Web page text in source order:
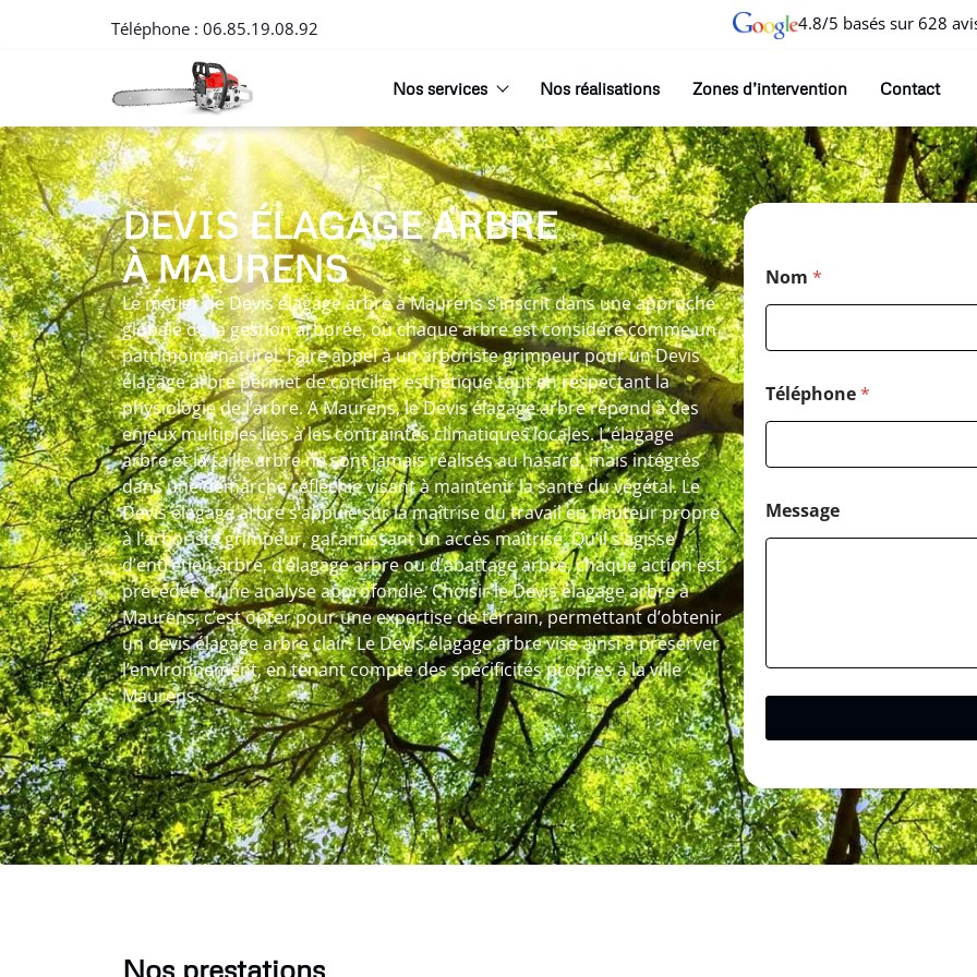
Téléphone : 06.85.19.08.92 4.8/5 basés sur 628
Nos services Nos réalisations Zones d’intervention Contact
DEVIS ÉLAGAGE ARBRE
À MAURENS
Le métier de Devis élagage arbre à Maurens s’inscrit dans une approche
globale de la gestion arborée, où chaque arbre est considéré comme un
patrimoine naturel. Faire appel à un arboriste grimpeur pour un Devis
élagage arbre permet de concilier esthétique tout en respectant la
physiologie de l’arbre. A Maurens, le Devis élagage arbre répond à des
enjeux multiples liés à les contraintes climatiques locales. L’élagage
arbre et la taille arbre ne sont jamais réalisés au hasard, mais intégrés
dans une démarche réfléchie visant à maintenir la santé du végétal. Le
Devis élagage arbre s’appuie sur la maîtrise du travail en hauteur propre
à l’arboriste grimpeur, garantissant un accès maîtrisé. Qu’il s’agisse
d’entretien arbre, d’élagage arbre ou d’abattage arbre, chaque action est
précédée d’une analyse approfondie. Choisir le Devis élagage arbre à
Maurens, c’est opter pour une expertise de terrain, permettant d’obtenir
un devis élagage arbre clair. Le Devis élagage arbre vise ainsi à préserver
l’environnement, en tenant compte des spécificités propres à la ville
Maurens.
Nom *
Téléphone*
Message
Nos prestations